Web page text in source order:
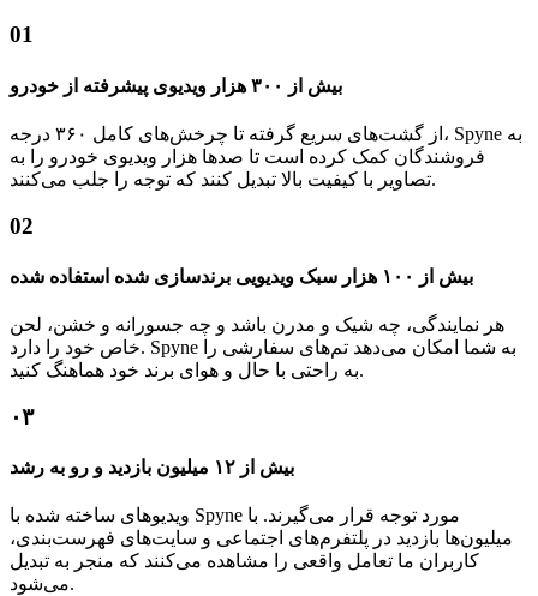
01
بیش از ۳۰۰ هزار ویدیوی پیشرفته از خودرو
از گشت‌های سریع گرفته تا چرخش‌های کامل ۳۶۰ درجه، Spyne به
فروشندگان کمک کرده است تا صدها هزار ویدیوی خودرو را به
تصاویر با کیفیت بالا تبدیل کنند که توجه را جلب می‌کنند.
02
بیش از ۱۰۰ هزار سبک ویدیویی برندسازی شده استفاده شده
هر نمایندگی، چه شیک و مدرن باشد و چه جسورانه و خشن، لحن
خاص خود را دارد. Spyne به شما امکان می‌دهد تم‌های سفارشی را
به راحتی با حال و هوای برند خود هماهنگ کنید.
۰۳
بیش از ۱۲ میلیون بازدید و رو به رشد
ویدیوهای ساخته شده با Spyne مورد توجه قرار می‌گیرند. با
میلیون‌ها بازدید در پلتفرم‌های اجتماعی و سایت‌های فهرست‌بندی،
کاربران ما تعامل واقعی را مشاهده می‌کنند که منجر به تبدیل
می‌شود.